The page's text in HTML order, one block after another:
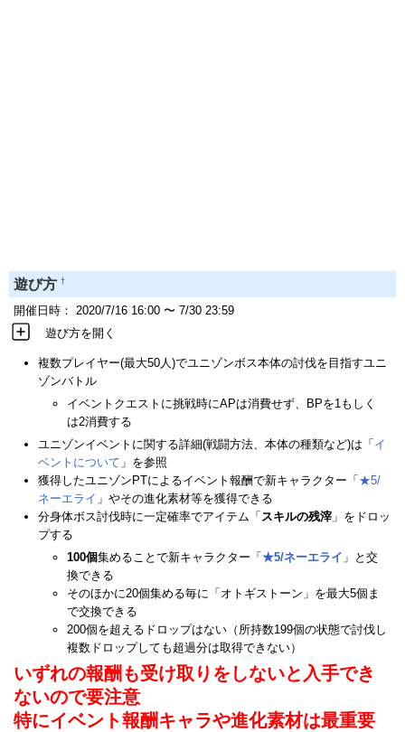
遊び方 †
開催日時： 2020/7/16 16:00 〜 7/30 23:59
遊び方を開く
複数プレイヤー(最大50人)でユニゾンボス本体の討伐を目指すユニ
ゾンバトル
イベントクエストに挑戦時にAPは消費せず、BPを1もしく
は2消費する
ユニゾンイベントに関する詳細(戦闘方法、本体の種類など)は「 イ
ベントについて 」を参照
獲得したユニゾンPTによるイベント報酬で新キャラクター「 ★5/
ネーエライ 」やその進化素材等を獲得できる
分身体ボス討伐時に一定確率でアイテム「 スキルの残滓 」をドロッ
プする
100個集めることで新キャラクター「 ★5/ネーエライ 」と交
換できる
そのほかに20個集める毎に「オトギストーン」を最大5個ま
で交換できる
200個を超えるドロップはない（所持数199個の状態で討伐し
複数ドロップしても超過分は取得できない）
いずれの報酬も受け取りをしないと入手でき
ないので要注意
特にイベント報酬キャラや進化素材は最重要